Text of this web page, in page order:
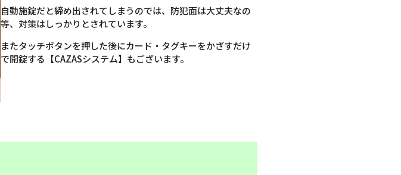
自動施錠だと締め出されてしまうのでは、防犯面は大丈夫なの
等、対策はしっかりとされています。
またタッチボタンを押した後にカード・タグキーをかざすだけ
で開錠する【CAZASシステム】もございます。